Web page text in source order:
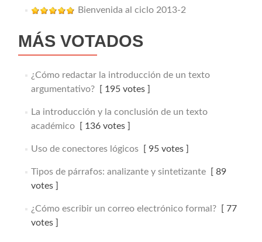
Bienvenida al ciclo 2013-2
MÁS VOTADOS
¿Cómo redactar la introducción de un texto
argumentativo?[ 195 votes ]
La introducción y la conclusión de un texto
académico[ 136 votes ]
Uso de conectores lógicos[ 95 votes ]
Tipos de párrafos: analizante y sintetizante[ 89
votes ]
¿Cómo escribir un correo electrónico formal?[ 77
votes ]